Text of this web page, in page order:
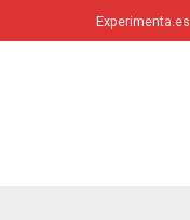
Experimenta.es